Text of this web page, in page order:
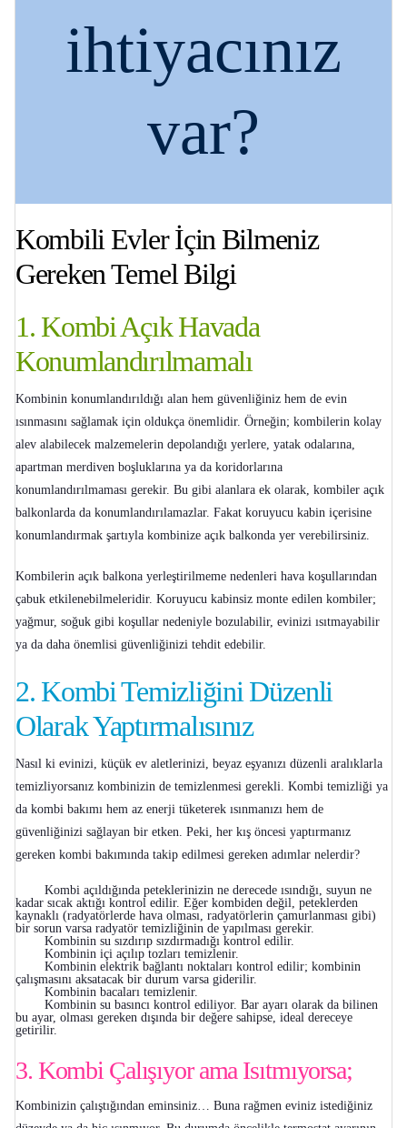
ihtiyacınız
var?
Kombili Evler İçin Bilmeniz
Gereken Temel Bilgi
1. Kombi Açık Havada
Konumlandırılmamalı
Kombinin konumlandırıldığı alan hem güvenliğiniz hem de evin
ısınmasını sağlamak için oldukça önemlidir. Örneğin; kombilerin kolay
alev alabilecek malzemelerin depolandığı yerlere, yatak odalarına,
apartman merdiven boşluklarına ya da koridorlarına
konumlandırılmaması gerekir. Bu gibi alanlara ek olarak, kombiler açık
balkonlarda da konumlandırılamazlar. Fakat koruyucu kabin içerisine
konumlandırmak şartıyla kombinize açık balkonda yer verebilirsiniz.
Kombilerin açık balkona yerleştirilmeme nedenleri hava koşullarından
çabuk etkilenebilmeleridir. Koruyucu kabinsiz monte edilen kombiler;
yağmur, soğuk gibi koşullar nedeniyle bozulabilir, evinizi ısıtmayabilir
ya da daha önemlisi güvenliğinizi tehdit edebilir.
2. Kombi Temizliğini Düzenli
Olarak Yaptırmalısınız
Nasıl ki evinizi, küçük ev aletlerinizi, beyaz eşyanızı düzenli aralıklarla
temizliyorsanız kombinizin de temizlenmesi gerekli. Kombi temizliği ya
da kombi bakımı hem az enerji tüketerek ısınmanızı hem de
güvenliğinizi sağlayan bir etken. Peki, her kış öncesi yaptırmanız
gereken kombi bakımında takip edilmesi gereken adımlar nelerdir?
Kombi açıldığında peteklerinizin ne derecede ısındığı, suyun ne
kadar sıcak aktığı kontrol edilir. Eğer kombiden değil, peteklerden
kaynaklı (radyatörlerde hava olması, radyatörlerin çamurlanması gibi)
bir sorun varsa radyatör temizliğinin de yapılması gerekir.
Kombinin su sızdırıp sızdırmadığı kontrol edilir.
Kombinin içi açılıp tozları temizlenir.
Kombinin elektrik bağlantı noktaları kontrol edilir; kombinin
çalışmasını aksatacak bir durum varsa giderilir.
Kombinin bacaları temizlenir.
Kombinin su basıncı kontrol ediliyor. Bar ayarı olarak da bilinen
bu ayar, olması gereken dışında bir değere sahipse, ideal dereceye
getirilir.
3. Kombi Çalışıyor ama Isıtmıyorsa;
Kombinizin çalıştığından eminsiniz… Buna rağmen eviniz istediğiniz